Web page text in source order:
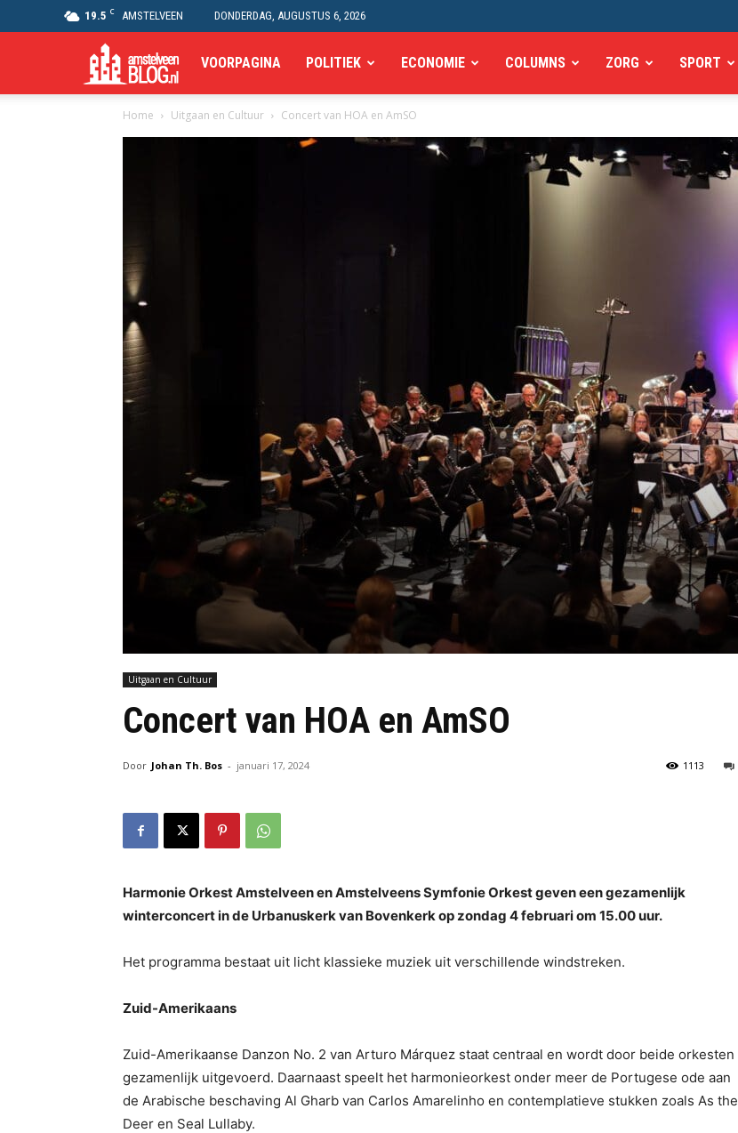
19.5 C AMSTELVEEN DONDERDAG, AUGUSTUS 6, 2026
Amstelveen
Blog
VOORPAGINA POLITIEK ECONOMIE COLUMNS ZORG SPORT
Home Uitgaan en Cultuur Concert van HOA en AmSO
Uitgaan en Cultuur
Concert van HOA en AmSO
Door Johan Th. Bos - januari 17, 2024 1113
Harmonie Orkest Amstelveen en Amstelveens Symfonie Orkest geven een gezamenlijk
winterconcert in de Urbanuskerk van Bovenkerk op zondag 4 februari om 15.00 uur.
Het programma bestaat uit licht klassieke muziek uit verschillende windstreken.
Zuid-Amerikaans
Zuid-Amerikaanse Danzon No. 2 van Arturo Márquez staat centraal en wordt door beide orkesten
gezamenlijk uitgevoerd. Daarnaast speelt het harmonieorkest onder meer de Portugese ode aan
de Arabische beschaving Al Gharb van Carlos Amarelinho en contemplatieve stukken zoals As the
Deer en Seal Lullaby.